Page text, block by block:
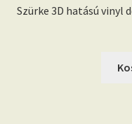
Szürke 3D hatású